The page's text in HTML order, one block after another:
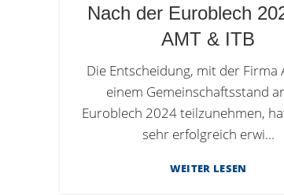
Nach der Euroblech
AMT & ITB
Die Entscheidung, mit der Firma
einem Gemeinschaftsstand
Euroblech 2024 teilzunehmen,
sehr erfolgreich erwi...
WEITER LESEN